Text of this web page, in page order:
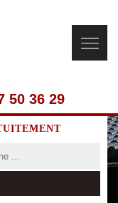
50 36 29